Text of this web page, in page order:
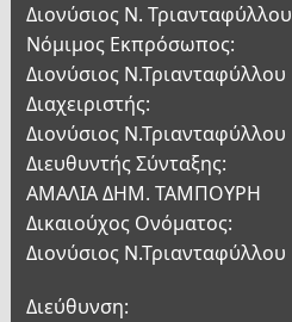
Διονύσιος Ν. Τριανταφύλλου
Νόμιμος Εκπρόσωπος:
Διονύσιος Ν.Τριανταφύλλου
Διαχειριστής:
Διονύσιος Ν.Τριανταφύλλου
Διευθυντής Σύνταξης:
ΑΜΑΛΙΑ ΔΗΜ. ΤΑΜΠΟΥΡΗ
Δικαιούχος Ονόματος:
Διονύσιος Ν.Τριανταφύλλου
Διεύθυνση: